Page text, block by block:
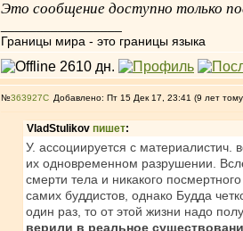
Это сообщение доступно только
Границы мира - это границы языка
№363927 Добавлено: Пт 15 Дек 17, 23:41 (9 лет
VladStulikov пишет:
У. ассоциируется с материалистич.
их одновременном разрушении.
смерти тела и никакого
самих буддистов, однако Будда
один раз, то от этой жизни надо
верили в реальное